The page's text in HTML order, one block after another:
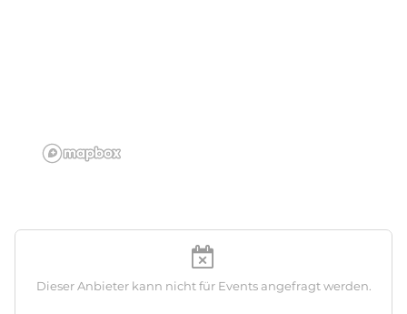
Dieser Anbieter kann nicht für Events angefragt werden.